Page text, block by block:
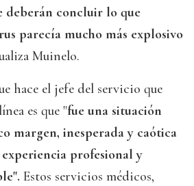
deberán concluir lo que
parecía mucho más explosivo
Muinelo.
hace el jefe del servicio que
es que "fue una situación
margen, inesperada y caótica
profesional y
Estos servicios médicos,